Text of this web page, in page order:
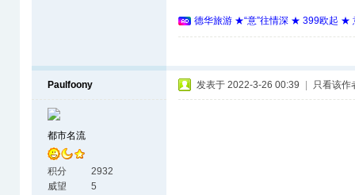
德华旅游 ★“意”往情深 ★ 399欧起 ★
Paulfoony
都市名流
积分
2932
威望
5
发表于 2022-3-26 00:39 只看该作